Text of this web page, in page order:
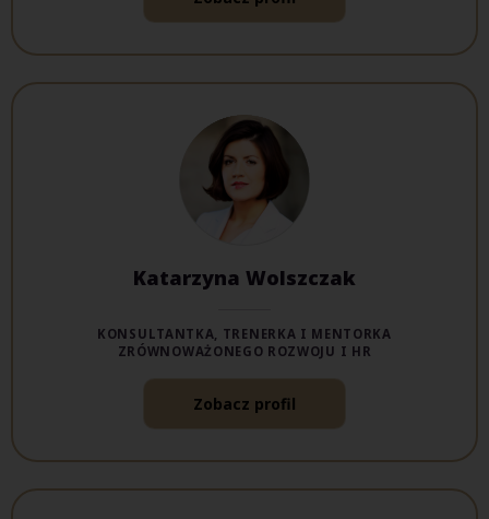
Katarzyna Wolszczak
KONSULTANTKA, TRENERKA I MENTORKA
ZRÓWNOWAŻONEGO ROZWOJU I HR
Zobacz profil